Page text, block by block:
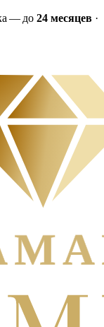
— до 24 месяцев ·